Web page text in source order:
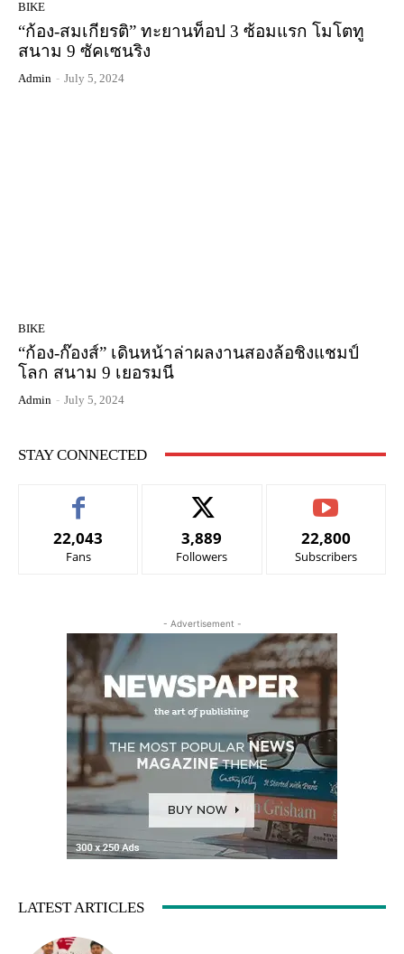
BIKE
“ก้อง-สมเกียรติ” ทะยานท็อป 3 ซ้อมแรก โมโตทู
สนาม 9 ซัคเซนริง
Admin - July 5, 2024
BIKE
“ก้อง-ก๊องส์” เดินหน้าล่าผลงานสองล้อชิงแชมป์
โลก สนาม 9 เยอรมนี
Admin - July 5, 2024
STAY CONNECTED
22,043
Fans
3,889
Followers
22,800
Subscribers
- Advertisement -
LATEST ARTICLES